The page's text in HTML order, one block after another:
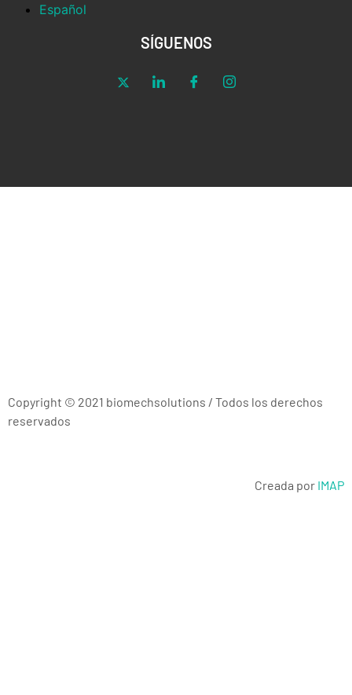
Español
SÍGUENOS
Copyright © 2021 biomechsolutions / Todos los derechos
reservados
Creada por IMAP